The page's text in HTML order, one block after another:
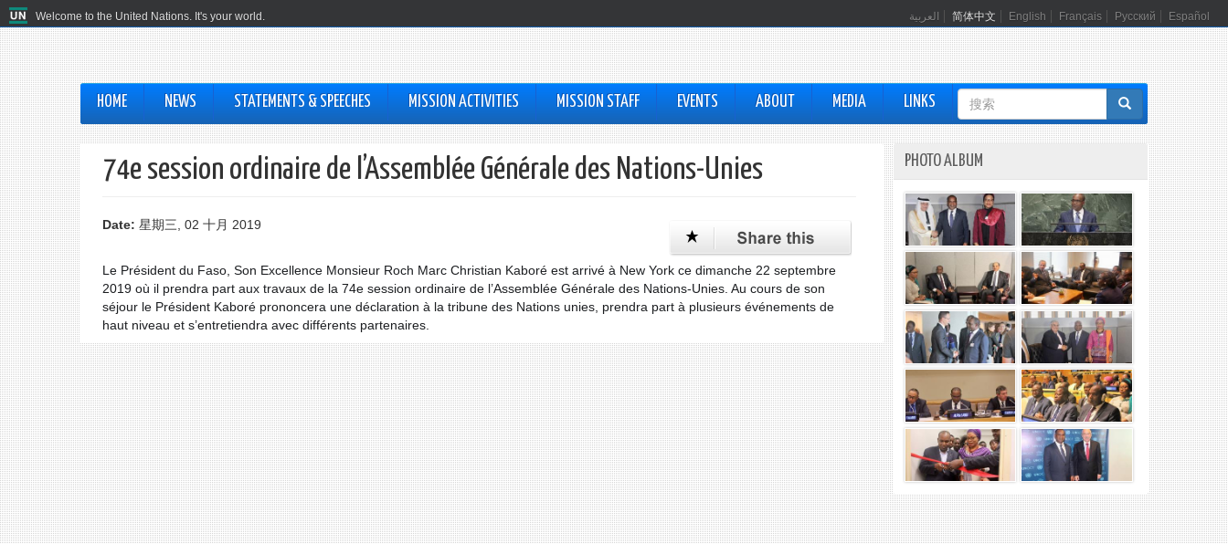
Welcome to the United Nations. It's your world. العربية 简体中文 English Français Русский Español
HOME NEWS STATEMENTS & SPEECHES MISSION ACTIVITIES MISSION STAFF EVENTS ABOUT MEDIA LINKS
搜
索
表
单
74e session ordinaire de l’Assemblée Générale des Nations-Unies
Date: 星期三, 02 十月 2019
Le Président du Faso, Son Excellence Monsieur Roch Marc Christian Kaboré est arrivé à New York ce dimanche 22 septembre
2019 où il prendra part aux travaux de la 74e session ordinaire de l’Assemblée Générale des Nations-Unies. Au cours de son
séjour le Président Kaboré prononcera une déclaration à la tribune des Nations unies, prendra part à plusieurs événements de
haut niveau et s’entretiendra avec différents partenaires.
PHOTO ALBUM